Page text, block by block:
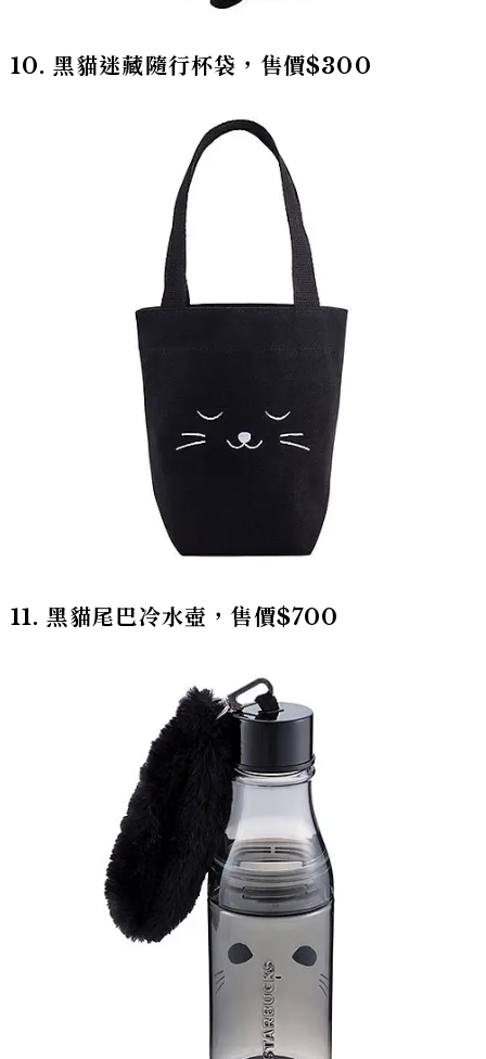
10. 黑貓迷藏隨行杯袋，售價$300
11. 黑貓尾巴冷水壺，售價$700